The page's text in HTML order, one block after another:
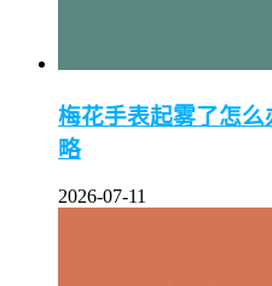
梅花手表起雾了怎
略
2026-07-11